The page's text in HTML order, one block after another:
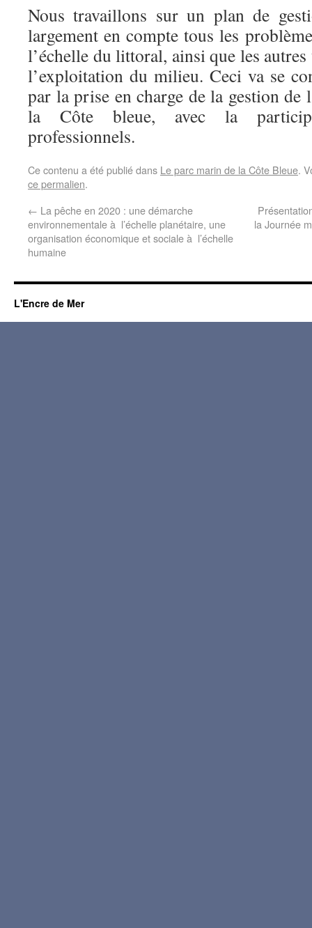
Nous travaillons sur un plan de
largement en compte tous les
l’échelle du littoral, ainsi que les autres
l’exploitation du milieu. Ceci va se
par la prise en charge de la gestion de
la Côte bleue, avec la
professionnels.
Ce contenu a été publié dans Le parc marin de la Côte Bleue.
ce permalien.
← La pêche en 2020 : une démarche
environnementale à l’échelle planétaire, une
organisation économique et sociale à l’échelle
humaine
la Journée
L'Encre de Mer